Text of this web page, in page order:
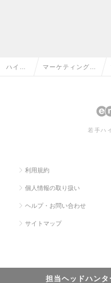
担当ヘッドハンタ
ハイク マーケティング・
若手ハ
利用規約
個人情報の取り扱い
ヘルプ・お問い合わせ
サイトマップ